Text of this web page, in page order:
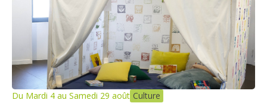
Du Mardi 4 au Samedi 29 août Culture